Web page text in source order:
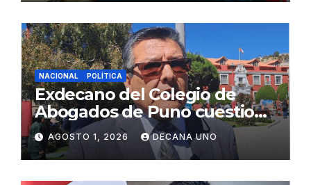
NACIONAL POLÍTICA
Exdecano del Colegio de
Abogados de Puno cuestiona
propuestas sobre seguridad
ciudadana
AGOSTO 1, 2026 DECANA UNO